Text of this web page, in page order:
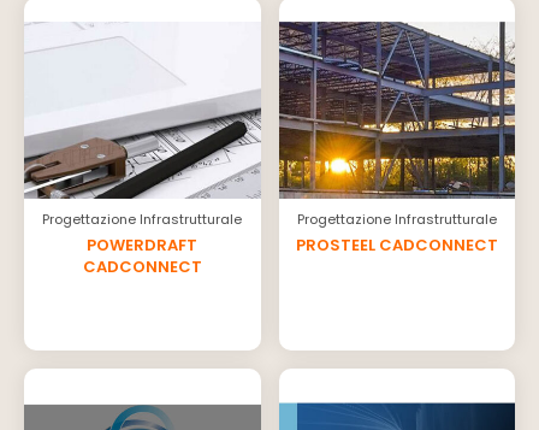
Progettazione Infrastrutturale
POWERDRAFT
CADCONNECT
Progettazione Infrastrutturale
PROSTEEL CADCONNECT